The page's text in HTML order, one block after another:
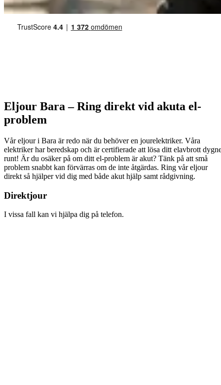
Eljour Bara – Ring direkt vid akuta el-
problem
Vår eljour i Bara är redo när du behöver en jourelektriker. Våra
elektriker har beredskap och är certifierade att lösa ditt elavbrott
runt! Är du osäker på om ditt el-problem är akut? Tänk på att små
problem snabbt kan förvärras om de inte åtgärdas. Ring vår eljour
direkt så hjälper vid dig med både akut hjälp samt rådgivning.
Direktjour
I vissa fall kan vi hjälpa dig på telefon.